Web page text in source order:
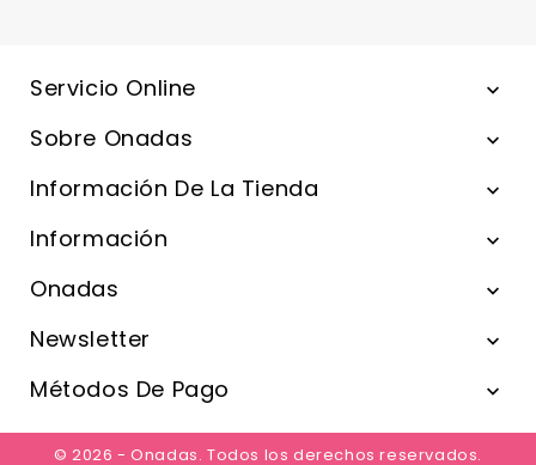
Servicio Online 
Sobre Onadas 
Información De La Tienda 
Información 
Onadas 
Newsletter 
Métodos De Pago 
© 2026 - Onadas. Todos los derechos reservados.